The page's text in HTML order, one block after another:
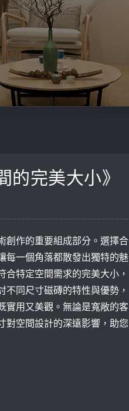
的完美大小》
創作的重要組成部分。選擇合
每一個角落都散發出獨特的魅
特定空間需求的完美大小，
同尺寸磁磚的特性與優勢，
實用又美觀。無論是寬敞的客
對空間設計的深遠影響，助您